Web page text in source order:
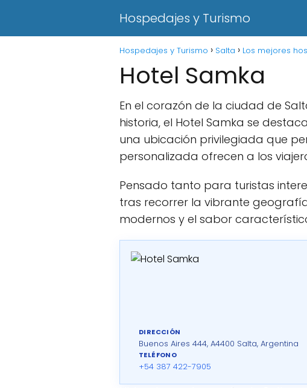
Hospedajes y Turismo
Hospedajes y Turismo Salta Los mejores
Hotel Samka
En el corazón de la ciudad de
historia, el Hotel Samka se
una ubicación privilegiada que
personalizada ofrecen a los
Pensado tanto para turistas
tras recorrer la vibrante
modernos y el sabor
DIRECCIÓN
Buenos Aires 444, A4400 Salta, Argentina
TELÉFONO
+54 387 422-7905